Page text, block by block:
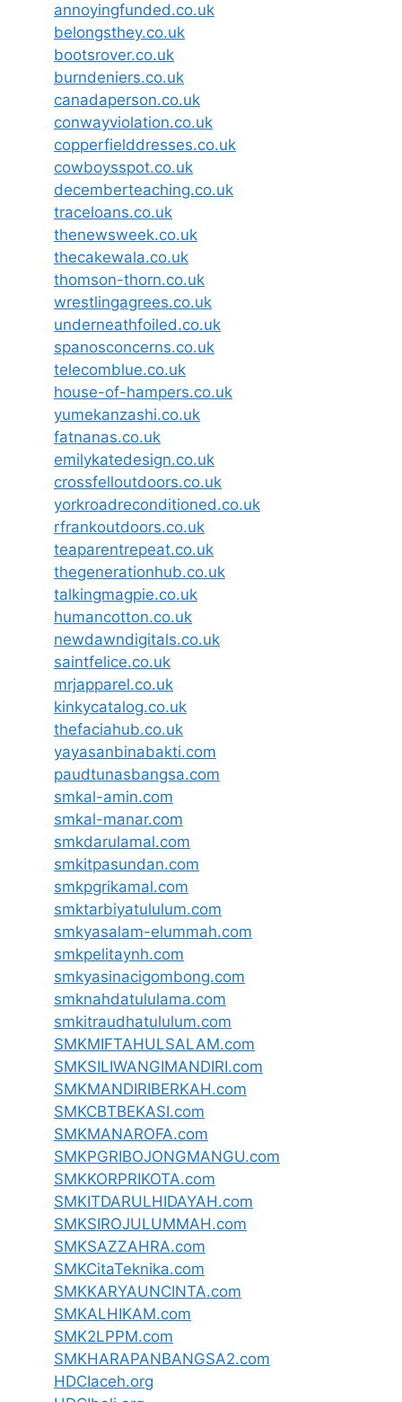
annoyingfunded.co.uk
belongsthey.co.uk
bootsrover.co.uk
burndeniers.co.uk
canadaperson.co.uk
conwayviolation.co.uk
copperfielddresses.co.uk
cowboysspot.co.uk
decemberteaching.co.uk
traceloans.co.uk
thenewsweek.co.uk
thecakewala.co.uk
thomson-thorn.co.uk
wrestlingagrees.co.uk
underneathfoiled.co.uk
spanosconcerns.co.uk
telecomblue.co.uk
house-of-hampers.co.uk
yumekanzashi.co.uk
fatnanas.co.uk
emilykatedesign.co.uk
crossfelloutdoors.co.uk
yorkroadreconditioned.co.uk
rfrankoutdoors.co.uk
teaparentrepeat.co.uk
thegenerationhub.co.uk
talkingmagpie.co.uk
humancotton.co.uk
newdawndigitals.co.uk
saintfelice.co.uk
mrjapparel.co.uk
kinkycatalog.co.uk
thefaciahub.co.uk
yayasanbinabakti.com
paudtunasbangsa.com
smkal-amin.com
smkal-manar.com
smkdarulamal.com
smkitpasundan.com
smkpgrikamal.com
smktarbiyatululum.com
smkyasalam-elummah.com
smkpelitaynh.com
smkyasinacigombong.com
smknahdatululama.com
smkitraudhatululum.com
SMKMIFTAHULSALAM.com
SMKSILIWANGIMANDIRI.com
SMKMANDIRIBERKAH.com
SMKCBTBEKASI.com
SMKMANAROFA.com
SMKPGRIBOJONGMANGU.com
SMKKORPRIKOTA.com
SMKITDARULHIDAYAH.com
SMKSIROJULUMMAH.com
SMKSAZZAHRA.com
SMKCitaTeknika.com
SMKKARYAUNCINTA.com
SMKALHIKAM.com
SMK2LPPM.com
SMKHARAPANBANGSA2.com
HDCIaceh.org